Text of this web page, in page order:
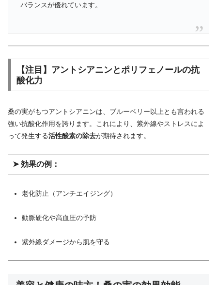
バランスが優れています。
【注目】アントシアニンとポリフェノールの抗
酸化力
桑の実がもつアントシアニンは、ブルーベリー以上とも言われる
強い抗酸化作用を誇ります。これにより、紫外線やストレスによ
って発生する活性酸素の除去が期待されます。
➤ 効果の例：
老化防止（アンチエイジング）
動脈硬化や高血圧の予防
紫外線ダメージから肌を守る